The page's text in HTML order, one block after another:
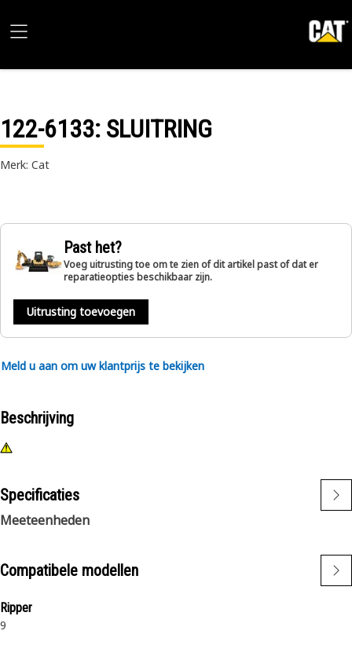
122-6133: SLUITRING
Merk: Cat
Past het?
Voeg uitrusting toe om te zien of dit artikel past of dat er
reparatieopties beschikbaar zijn.
Uitrusting toevoegen
Meld u aan om uw klantprijs te bekijken
Beschrijving
Specificaties
Meeteenheden
Compatibele modellen
Ripper
9